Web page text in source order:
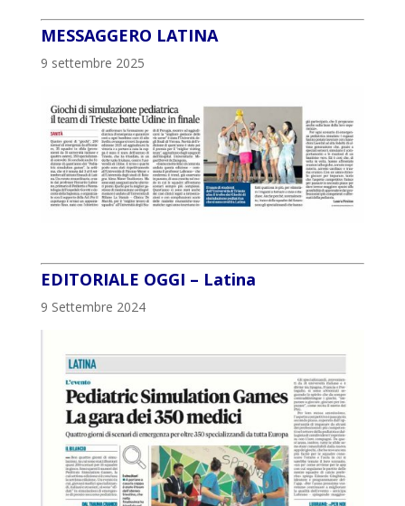
MESSAGGERO LATINA
9 settembre 2025
EDITORIALE OGGI – Latina
9 Settembre 2024